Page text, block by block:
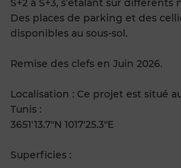
S+2 à S+3, s’étalant sur
Des places de parking et des
disponibles au sous-sol.
Remise des clefs en Juin 2026.
Localisation : Ce projet est situé
Tunis :
3651'13.7"N 1017'25.3"E
Superficies :